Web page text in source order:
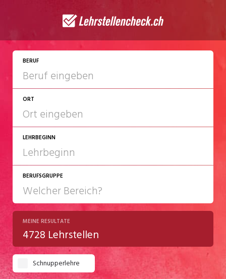
BERUF
ORT
LEHRBEGINN
2027
2028
BERUFSGRUPPE
Chemie/Pharma
Gastgewerbe
Gesundheit/Pflege/Soziales
MEINE RESULTATE
4728 Lehrstellen
Schnupperlehre